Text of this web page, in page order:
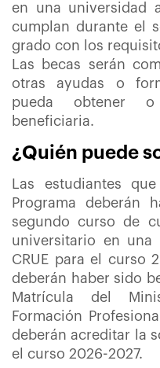
en una universidad
cumplan durante el
grado con los
Las becas serán
otras ayudas o
pueda obtener
beneficiaria.
¿Quién puede
Las estudiantes
Programa deberán
segundo curso de
universitario en una
CRUE para el curso
deberán haber sido
Matrícula del
Formación
deberán acreditar la
el curso 2026-2027.